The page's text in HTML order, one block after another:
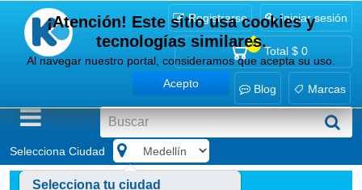
Registrarse Iniciar sesión
0
Total $ 0
Blog Marcas
Selecciona Ciudad
Marcas Binner
¡Atención! Este sitio usa cookies y
tecnologías similares.
Al navegar nuestro portal, consideramos que acepta su uso.
Acepto
Selecciona tu ciudad